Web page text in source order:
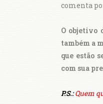
comenta
O objetivo
também a
que estão
com sua
P.S.: Quem